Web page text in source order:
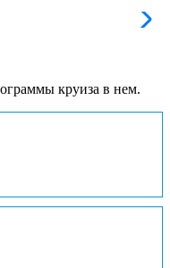
круиза в нем.